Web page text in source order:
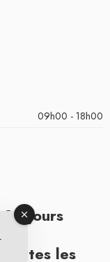
09h00 - 18h00
jours
les